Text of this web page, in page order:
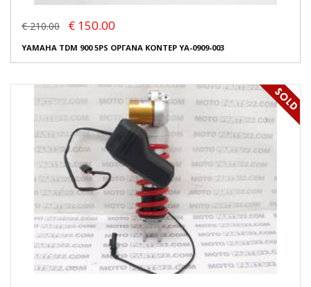
€ 210.00 € 150.00
YAMAHA TDM 900 5PS ΟΡΓΑΝΑ ΚΟΝΤΕΡ YA-0909-003